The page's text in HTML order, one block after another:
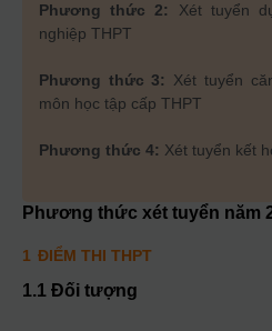
Phương thức 2: Xét tuyển
nghiệp THPT
Phương thức 3:
Xét tuyển
môn học tập cấp THPT
Phương thức 4: Xét tuyển kết
Phương thức xét tuyển năm
1 ĐIỂM THI THPT
1.1 Đối tượng